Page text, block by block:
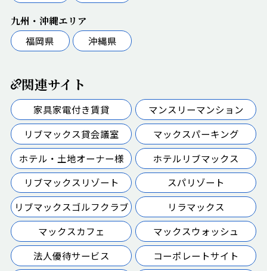
九州・沖縄エリア
福岡県
沖縄県
関連サイト
家具家電付き賃貸
マンスリーマンション
リブマックス貸会議室
マックスパーキング
ホテル・土地オーナー様
ホテルリブマックス
リブマックスリゾート
スパリゾート
リブマックスゴルフクラブ
リラマックス
マックスカフェ
マックスウォッシュ
法人優待サービス
コーポレートサイト